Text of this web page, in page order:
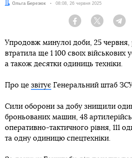
Автор:
Ольга Березюк Дата:
08:08, 26 червня 2025
Facebook Twitter
Упродовж минулої доби, 25 червня,
втратила ще 1 100 своїх
а також десятки одиниць техніки.
Про це звітує Генеральний штаб
Сили оборони за добу знищили
броньованих машин, 48
оперативно-тактичного рівня, 111
та одну одиницю спецтехніки.